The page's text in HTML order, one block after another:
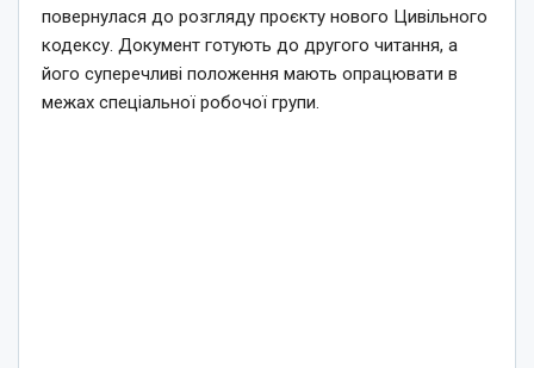
повернулася до розгляду проєкту нового Цивільного
кодексу. Документ готують до другого читання, а
його суперечливі положення мають опрацювати в
межах спеціальної робочої групи.